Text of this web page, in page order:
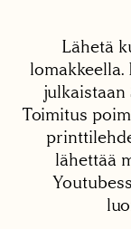
Lähetä
Toimitus
lähettää